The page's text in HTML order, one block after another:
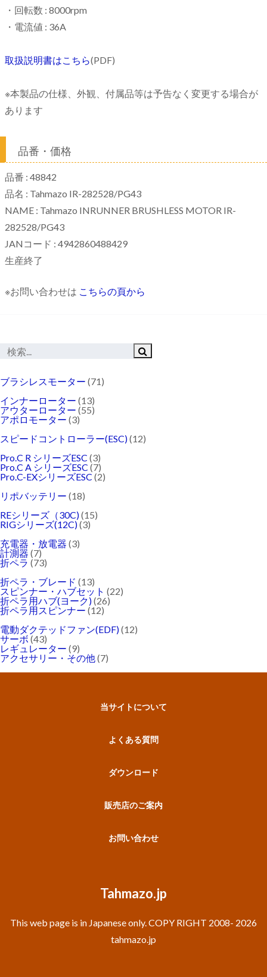
・回転数 : 8000rpm
・電流値 : 36A
取扱説明書はこちら(PDF)
※本製品の仕様、外観、付属品等は予告なく変更する場合が
あります
品番・価格
品番 : 48842
品名 : Tahmazo IR-282528/PG43
NAME : Tahmazo INRUNNER BRUSHLESS MOTOR IR-
282528/PG43
JANコード : 4942860488429
生産終了
※お問い合わせは こちらの頁から
ブラシレスモーター (71)
インナーローター (13)
アウターローター (55)
アポロモーター (3)
スピードコントローラー(ESC)(12)
Pro.C R シリーズESC (3)
Pro.C A シリーズESC (7)
Pro.C-EXシリーズESC (2)
リポバッテリー (18)
REシリーズ（30C)(15)
RIGシリーズ(12C)(3)
充電器・放電器 (3)
計測器 (7)
折ペラ (73)
折ペラ・ブレード (13)
スピンナー・ハブセット (22)
折ペラ用ハブ(ヨーク)(26)
折ペラ用スピンナー (12)
電動ダクテッドファン(EDF)(12)
サーボ (43)
レギュレーター (9)
アクセサリー・その他(7)
当サイトについて
よくある質問
ダウンロード
販売店のご案内
お問い合わせ
Tahmazo.jp
This web page is in Japanese only. COPY RIGHT 2008- 2026
tahmazo.jp